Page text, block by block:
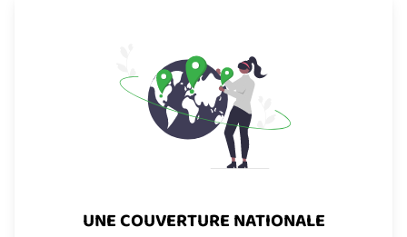
UNE COUVERTURE NATIONALE